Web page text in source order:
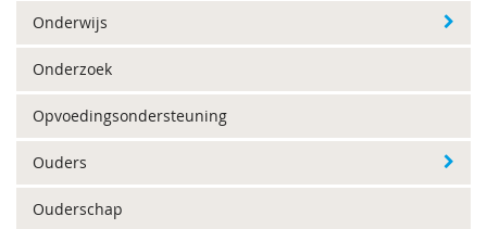
Onderwijs
Onderzoek
Opvoedingsondersteuning
Ouders
Ouderschap